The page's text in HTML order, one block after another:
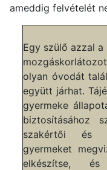
ameddig felvételét
Egy szülő azzal
olyan óvodát
együtt járhat.
gyermeke
biztosításához
szakértői és
gyermeket
elkészítse,